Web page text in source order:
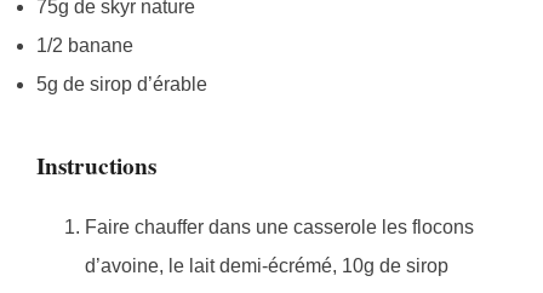
75g de skyr nature
1/2 banane
5g de sirop d’érable
Instructions
Faire chauffer dans une casserole les flocons
d’avoine, le lait demi-écrémé, 10g de sirop